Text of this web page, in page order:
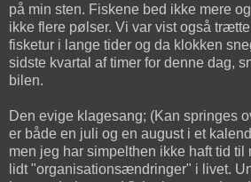
på min sten. Fiskene bed ikke mere
ikke flere pølser. Vi var vist også
fisketur i lange tider og da klokken
sidste kvartal af timer for denne dag,
bilen.
Den evige klagesang; (Kan springes
er både en juli og en august i et
men jeg har simpelthen ikke haft tid til
lidt "organisationsændringer" i livet.